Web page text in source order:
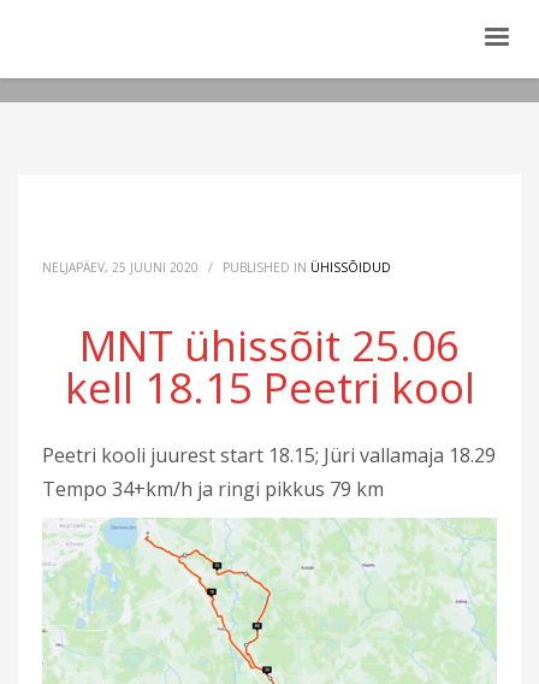
NELJAPÄEV, 25 JUUNI 2020 / PUBLISHED IN ÜHISSÕIDUD
MNT ühissõit 25.06
kell 18.15 Peetri kool
Peetri kooli juurest start 18.15; Jüri vallamaja 18.29
Tempo 34+km/h ja ringi pikkus 79 km